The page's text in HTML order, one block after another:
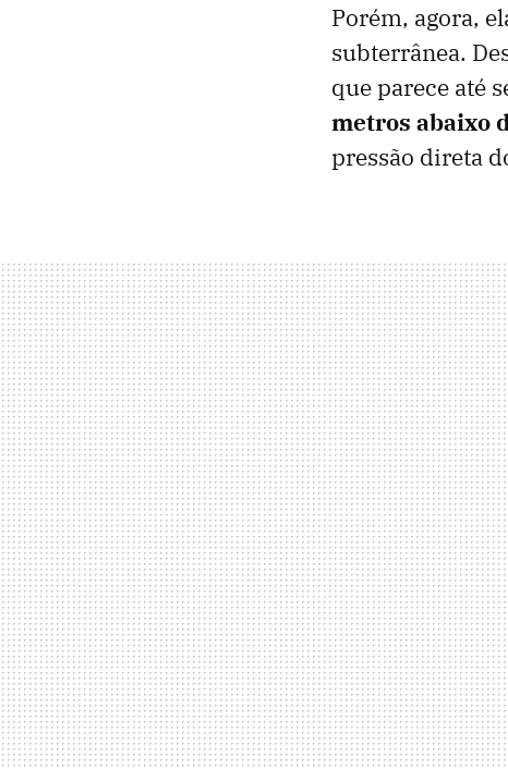
Porém, agora,
subterrânea.
que parece até
metros abaixo
pressão direta